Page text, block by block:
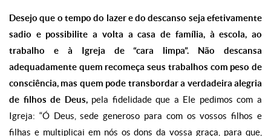
Desejo que o tempo do lazer e do descanso seja efetivamente
sadio e possibilite a volta a casa de família, à escola, ao
trabalho e à Igreja de “cara limpa”. Não descansa
adequadamente quem recomeça seus trabalhos com peso de
consciência, mas quem pode transbordar a verdadeira alegria
de filhos de Deus,pela fidelidade que a Ele pedimos com a
Igreja: “Ó Deus, sede generoso para com os vossos filhos e
filhas e multiplicai em nós os dons da vossa graça, para que,